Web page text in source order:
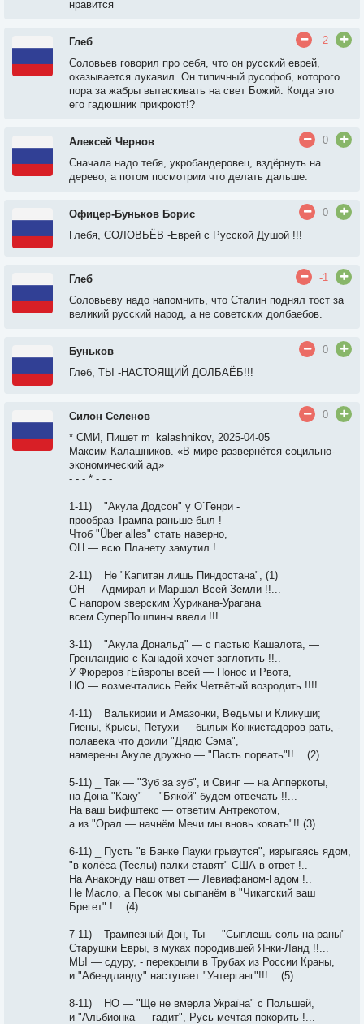
нравится
Глеб
-2
Соловьев говорил про себя, что он русский еврей,
оказывается лукавил. Он типичный русофоб, которого
пора за жабры вытаскивать на свет Божий. Когда это
его гадюшник прикроют!?
Алексей Чернов
0
Сначала надо тебя, укробандеровец, вздёрнуть на
дерево, а потом посмотрим что делать дальше.
Офицер-Буньков Борис
0
Глебя, СОЛОВЬЁВ -Еврей с Русской Душой !!!
Глеб
-1
Соловьеву надо напомнить, что Сталин поднял тост за
великий русский народ, а не советских долбаебов.
Буньков
0
Глеб, ТЫ -НАСТОЯЩИЙ ДОЛБАЁБ!!!
Силон Селенов
0
* СМИ, Пишет m_kalashnikov, 2025-04-05
Максим Калашников. «В мире развернётся социльно-
экономический ад»
- - - * - - -
1-11) _ "Акула Додсон" у О`Генри -
прообраз Трампа раньше был !
Чтоб "Über alles" стать наверно,
ОН — всю Планету замутил !...
2-11) _ Не "Капитан лишь Пиндостана", (1)
ОН — Адмирал и Маршал Всей Земли !!...
С напором зверским Хурикана-Урагана
всем СуперПошлины ввели !!!...
3-11) _ "Акула Дональд" — с пастью Кашалота, —
Гренландию с Канадой хочет заглотить !!..
У Фюреров гЕйвропы всей — Понос и Рвота,
НО — возмечтались Рейх Четвётый возродить !!!!...
4-11) _ Валькирии и Амазонки, Ведьмы и Кликуши;
Гиены, Крысы, Петухи — былых Конкистадоров рать, -
полавека что доили "Дядю Сэма",
намерены Акуле дружно — "Пасть порвать"!!... (2)
5-11) _ Так — "Зуб за зуб", и Свинг — на Апперкоты,
на Дона "Каку" — "Бякой" будем отвечать !!...
На ваш Бифштекс — ответим Антрекотом,
а из "Орал — начнём Мечи мы вновь ковать"!! (3)
6-11) _ Пусть "в Банке Пауки грызутся", изрыгаясь ядом,
"в колёса (Теслы) палки ставят" США в ответ !..
На Анаконду наш ответ — Левиафаном-Гадом !..
Не Масло, а Песок мы сыпанём в "Чикагский ваш
Брегет" !... (4)
7-11) _ Трампезный Дон, Ты — "Сыплешь соль на раны"
Старушки Евры, в муках породившей Янки-Ланд !!...
МЫ — сдуру, - перекрыли в Трубах из России Краны,
и "Абендланду" наступает "Унтерганг"!!!... (5)
8-11) _ НО — "Ще не вмерла Україна" с Польшей,
и "Альбионка — гадит", Русь мечтая покорить !...